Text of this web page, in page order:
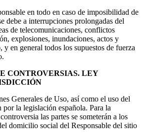
en todo en caso de imposibilidad de
debe a interrupciones prolongadas del
de telecomunicaciones, conflictos
explosiones, inundaciones, actos y
en general todos los supuestos de fuerza
CONTROVERSIAS. LEY
Generales de Uso, así como el uso del
por la legislación española. Para la
las partes se someterán a los
domicilio social del Responsable del sitio